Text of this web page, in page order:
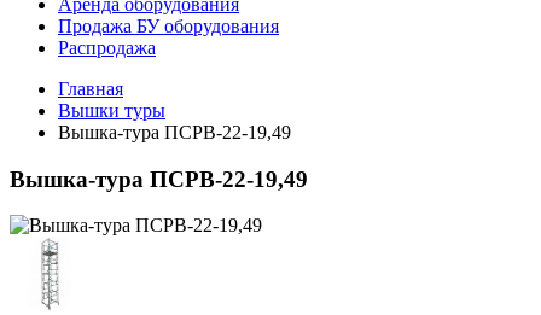
Аренда оборудования
Продажа БУ оборудования
Распродажа
Главная
Вышки туры
Вышка-тура ПСРВ-22-19,49
Вышка-тура ПСРВ-22-19,49